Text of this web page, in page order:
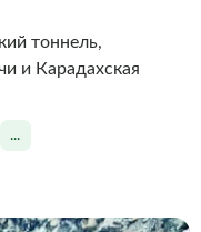
тоннель,
и Карадахская
...